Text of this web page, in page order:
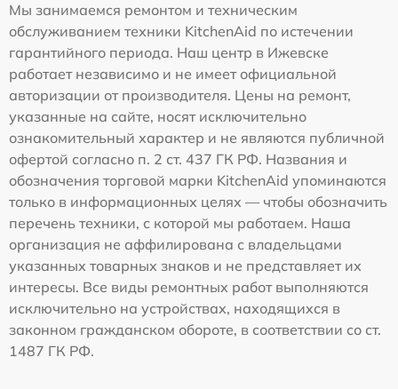
Мы занимаемся ремонтом и техническим
обслуживанием техники KitchenAid по истечении
гарантийного периода. Наш центр в Ижевске
работает независимо и не имеет официальной
авторизации от производителя. Цены на ремонт,
указанные на сайте, носят исключительно
ознакомительный характер и не являются публичной
офертой согласно п. 2 ст. 437 ГК РФ. Названия и
обозначения торговой марки KitchenAid упоминаются
только в информационных целях — чтобы обозначить
перечень техники, с которой мы работаем. Наша
организация не аффилирована с владельцами
указанных товарных знаков и не представляет их
интересы. Все виды ремонтных работ выполняются
исключительно на устройствах, находящихся в
законном гражданском обороте, в соответствии со ст.
1487 ГК РФ.